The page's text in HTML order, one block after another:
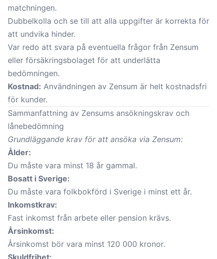
matchningen.
Dubbelkolla och se till att alla uppgifter är korrekta för
att undvika hinder.
Var redo att svara på eventuella frågor från Zensum
eller försäkringsbolaget för att underlätta
bedömningen.
Kostnad: Användningen av Zensum är helt kostnadsfri
för kunder.
Sammanfattning av Zensums ansökningskrav och
lånebedömning
Grundläggande krav för att ansöka via Zensum:
Ålder:
Du måste vara minst 18 år gammal.
Bosatt i Sverige:
Du måste vara folkbokförd i Sverige i minst ett år.
Inkomstkrav:
Fast inkomst från arbete eller pension krävs.
Årsinkomst:
Årsinkomst bör vara minst 120 000 kronor.
Skuldfrihet: